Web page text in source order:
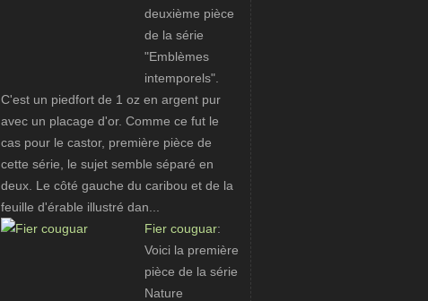
deuxième pièce
de la série
"Emblèmes
intemporels".
C'est un piedfort de 1 oz en argent pur
avec un placage d'or. Comme ce fut le
cas pour le castor, première pièce de
cette série, le sujet semble séparé en
deux. Le côté gauche du caribou et de la
feuille d'érable illustré dan...
Fier couguar:
Voici la première
pièce de la série
Nature